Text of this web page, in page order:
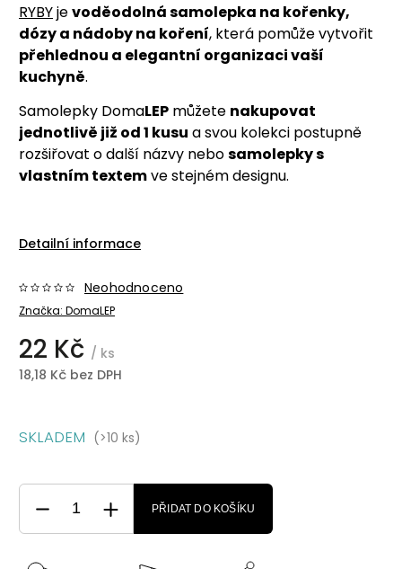
RYBYjevoděodolná samolepka na kořenky,
dózy a nádoby na koření, která pomůže vytvořit
přehlednou a elegantní organizaci vaší
kuchyně.
Samolepky DomaLEP můžete nakupovat
jednotlivě již od 1 kusu a svou kolekci postupně
rozšiřovat o další názvy nebosamolepky s
vlastním textemve stejném designu.
Detailní informace
Značka: DomaLEP
Neohodnoceno
22 Kč / ks
18,18 Kč bez DPH
SKLADEM (>10 ks)
PŘIDAT DO KOŠÍKU